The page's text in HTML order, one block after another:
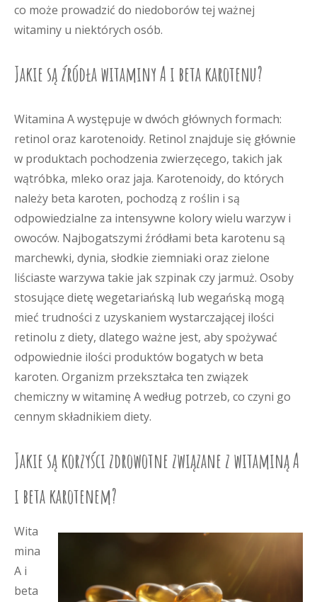
co może prowadzić do niedoborów tej ważnej
witaminy u niektórych osób.
Jakie są źródła witaminy A i beta karotenu?
Witamina A występuje w dwóch głównych formach:
retinol oraz karotenoidy. Retinol znajduje się głównie
w produktach pochodzenia zwierzęcego, takich jak
wątróbka, mleko oraz jaja. Karotenoidy, do których
należy beta karoten, pochodzą z roślin i są
odpowiedzialne za intensywne kolory wielu warzyw i
owoców. Najbogatszymi źródłami beta karotenu są
marchewki, dynia, słodkie ziemniaki oraz zielone
liściaste warzywa takie jak szpinak czy jarmuż. Osoby
stosujące dietę wegetariańską lub wegańską mogą
mieć trudności z uzyskaniem wystarczającej ilości
retinolu z diety, dlatego ważne jest, aby spożywać
odpowiednie ilości produktów bogatych w beta
karoten. Organizm przekształca ten związek
chemiczny w witaminę A według potrzeb, co czyni go
cennym składnikiem diety.
Jakie są korzyści zdrowotne związane z witaminą A
i beta karotenem?
Wita
mina
A i
beta